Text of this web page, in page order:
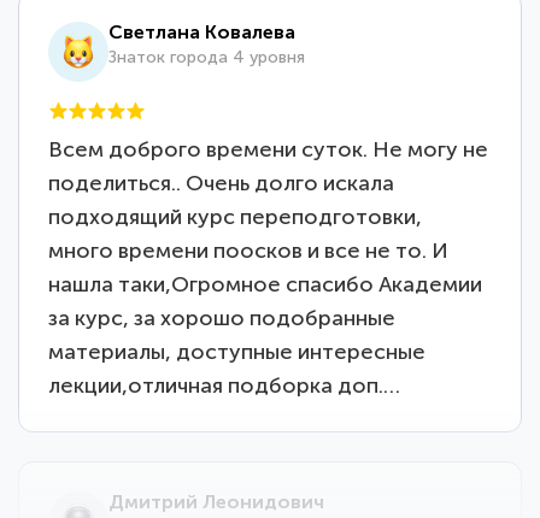
Светлана Ковалева
Знаток города 4 уровня
Всем доброго времени суток. Не могу не
поделиться.. Очень долго искала
подходящий курс переподготовки,
много времени поосков и все не то. И
нашла таки,Огромное спасибо Академии
за курс, за хорошо подобранные
материалы, доступные интересные
лекции,отличная подборка доп.…
Дмитрий Леонидович